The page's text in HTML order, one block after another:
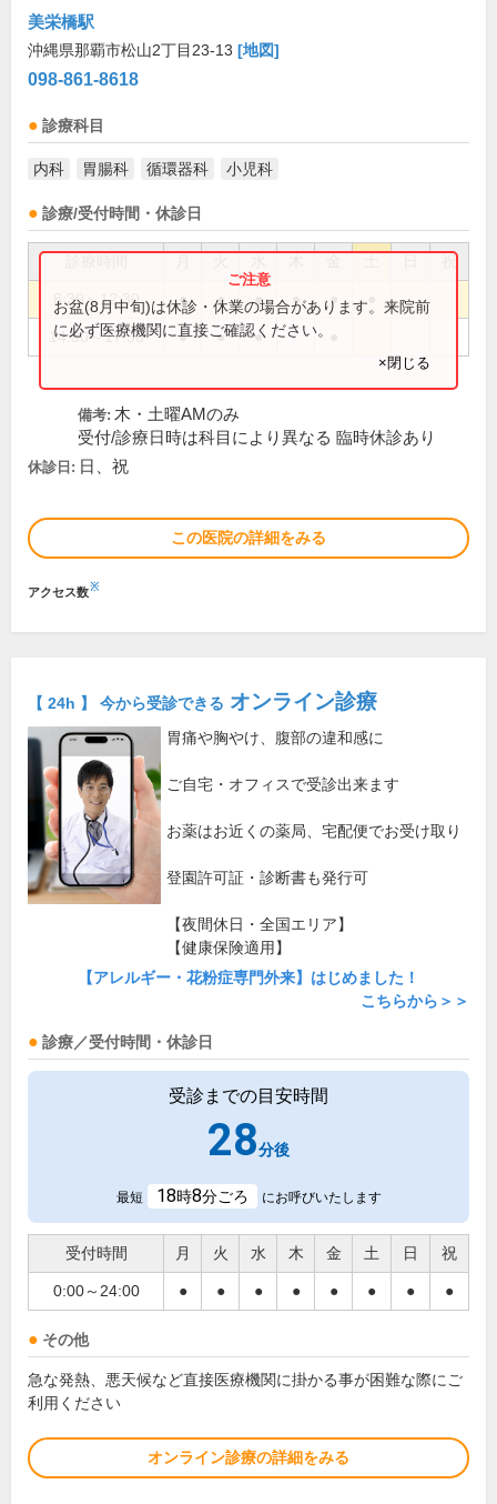
美栄橋駅
沖縄県那覇市松山2丁目23-13 [地図]
098-861-8618
診療科目
内科 胃腸科 循環器科 小児科
診療/受付時間・休診日
祝
8:30～12:30 ● ● ● ● ●
14:30～17:30 ● ● ●
お盆(8月中旬)は休診・休業の場合があります。来院前
に必ず医療機関に直接ご確認ください。
×閉じる
備考: 木・土曜AMのみ
受付/診療日時は科目により異なる 臨時休診あり
休診日: 日、祝
この医院の詳細をみる
アクセス数※
【 24h 】 今から受診できる オンライン診療
胃痛や胸やけ、腹部の違和感に
ご自宅・オフィスで受診出来ます
お薬はお近くの薬局、宅配便でお受け取り
登園許可証・診断書も発行可
【夜間休日・全国エリア】
【健康保険適用】
【アレルギー・花粉症専門外来】はじめました！
こちらから＞＞
診療／受付時間・休診日
受診までの目安時間
28分後
最短 18時8分ごろ にお呼びいたします
受付時間 月 火 水 木 金 土 日 祝
0:00～24:00 ● ● ● ● ● ● ● ●
その他
急な発熱、悪天候など直接医療機関に掛かる事が困難な際にご
利用ください
オンライン診療の詳細をみる